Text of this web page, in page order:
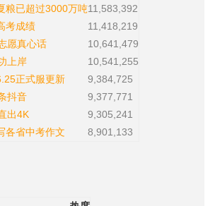
粮已超过3000万吨11,583,392
考成绩
11,418,219
愿真心话
10,641,479
上岸
10,541,255
正式服更新
9,384,725
抖音
9,377,771
出4K
9,305,241
各省中考作文 8,901,133